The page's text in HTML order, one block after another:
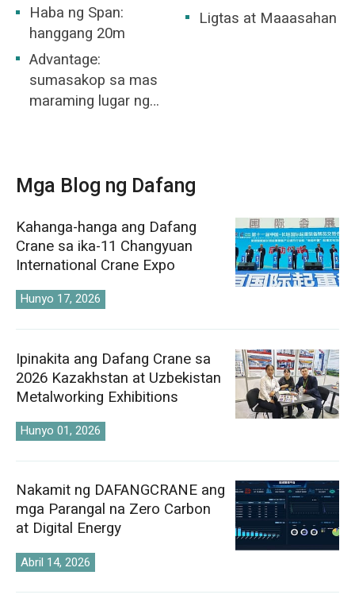
Haba ng Span:
hanggang 20m
Advantage:
sumasakop sa mas
maraming lugar ng
Ligtas at Maaasahan
Mga Blog ng Dafang
Kahanga-hanga ang Dafang
Crane sa ika-11 Changyuan
International Crane Expo
Hunyo 17, 2026
Ipinakita ang Dafang Crane sa
2026 Kazakhstan at Uzbekistan
Metalworking Exhibitions
Hunyo 01, 2026
Nakamit ng DAFANGCRANE ang
mga Parangal na Zero Carbon
at Digital Energy
Abril 14, 2026